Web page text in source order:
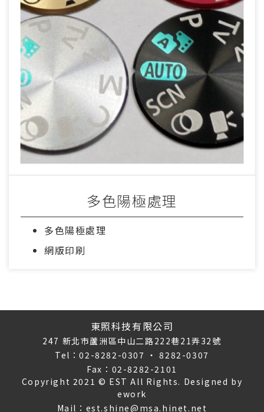
多色陽極處理
多色陽極處理
網版印刷
東照科技有限公司
247 新北市蘆洲區中山二路222巷21弄32號
Tel：02-8282-0307 ‧ 8282-0307
Fax：02-8282-2101
Copyright 2021 © EST All Rights. Designed by
ework
Mail：est.shine@msa.hinet.net